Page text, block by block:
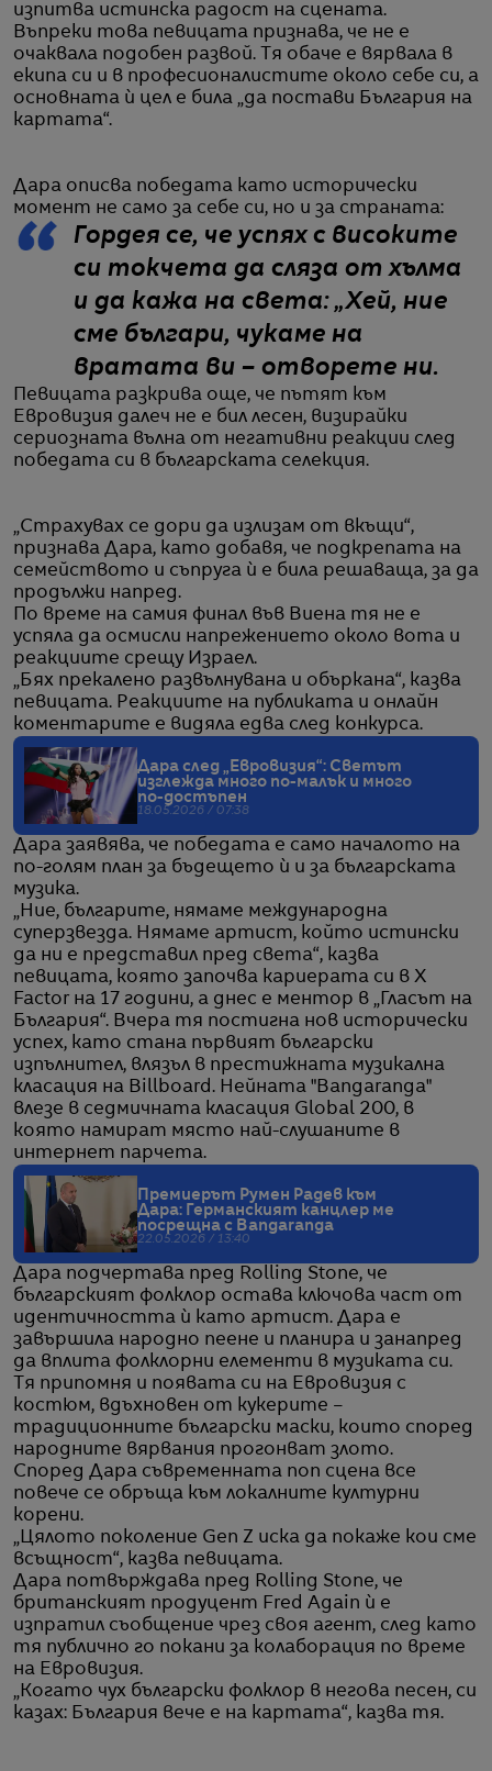
изпитва истинска радост на сцената.
Въпреки това певицата признава, че не е
очаквала подобен развой. Тя обаче е вярвала в
екипа си и в професионалистите около себе си, а
основната ѝ цел е била „да постави България на
картата“.
Дара описва победата като исторически
момент не само за себе си, но и за страната:
Гордея се, че успях с високите
си токчета да сляза от хълма
и да кажа на света: „Хей, ние
сме българи, чукаме на
вратата ви – отворете ни.
Певицата разкрива още, че пътят към
Евровизия далеч не е бил лесен, визирайки
сериозната вълна от негативни реакции след
победата си в българската селекция.
„Страхувах се дори да излизам от вкъщи“,
признава Дара, като добавя, че подкрепата на
семейството и съпруга ѝ е била решаваща, за да
продължи напред.
По време на самия финал във Виена тя не е
успяла да осмисли напрежението около вота и
реакциите срещу Израел.
„Бях прекалено развълнувана и объркана“, казва
певицата. Реакциите на публиката и онлайн
коментарите е видяла едва след конкурса.
Дара след „Евровизия“: Светът
изглежда много по-малък и много
по-достъпен
18.05.2026 / 07:38
Дара заявява, че победата е само началото на
по-голям план за бъдещето ѝ и за българската
музика.
„Ние, българите, нямаме международна
суперзвезда. Нямаме артист, който истински
да ни е представил пред света“, казва
певицата, която започва кариерата си в X
Factor на 17 години, а днес е ментор в „Гласът на
България“. Вчера тя постигна нов исторически
успех, като стана първият български
изпълнител, влязъл в престижната музикална
класация на Billboard. Нейната "Bangaranga"
влезе в седмичната класация Global 200, в
която намират място най-слушаните в
интернет парчета.
Премиерът Румен Радев към
Дара: Германският канцлер ме
посрещна с Bangaranga
22.05.2026 / 13:40
Дара подчертава пред Rolling Stone, че
българският фолклор остава ключова част от
идентичността ѝ като артист. Дара е
завършила народно пеене и планира и занапред
да вплита фолклорни елементи в музиката си.
Тя припомня и появата си на Евровизия с
костюм, вдъхновен от кукерите –
традиционните български маски, които според
народните вярвания прогонват злото.
Според Дара съвременната поп сцена все
повече се обръща към локалните културни
корени.
„Цялото поколение Gen Z иска да покаже кои сме
всъщност“, казва певицата.
Дара потвърждава пред Rolling Stone, че
британският продуцент Fred Again ѝ е
изпратил съобщение чрез своя агент, след като
тя публично го покани за колаборация по време
на Евровизия.
„Когато чух български фолклор в негова песен, си
казах: България вече е на картата“, казва тя.